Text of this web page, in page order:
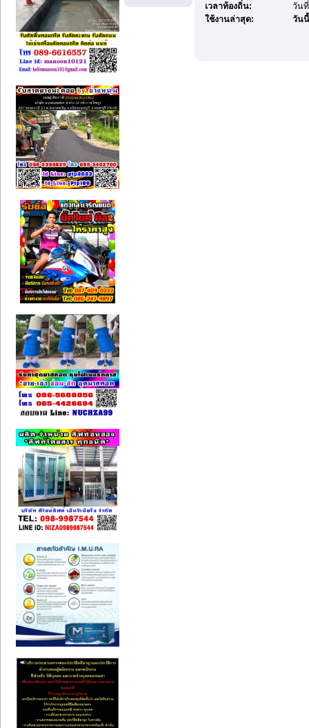
เวลาท้องถิ่น:
วันที่
ใช้งานล่าสุด:
วัน